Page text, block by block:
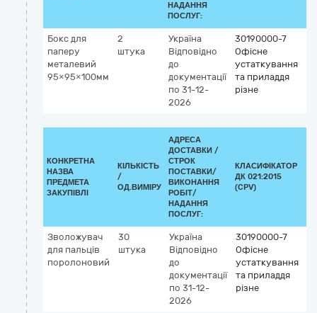
НАДАННЯ
ПОСЛУГ:
Бокс для
паперу
металевий
95×95×100мм
2
штука
Україна
Відповідно
до
документації
по 31-12-
2026
30190000-7
Офісне
устаткування
та приладдя
різне
КОНКРЕТНА
НАЗВА
ПРЕДМЕТА
ЗАКУПІВЛІ
КІЛЬКІСТЬ
/
ОД.ВИМІРУ
АДРЕСА
ДОСТАВКИ /
СТРОК
ПОСТАВКИ/
ВИКОНАННЯ
РОБІТ/
НАДАННЯ
ПОСЛУГ:
КЛАСИФІКАТОР
ДК 021:2015
(CPV)
Зволожувач
для пальців
поролоновий
30
штука
Україна
Відповідно
до
документації
по 31-12-
2026
30190000-7
Офісне
устаткування
та приладдя
різне